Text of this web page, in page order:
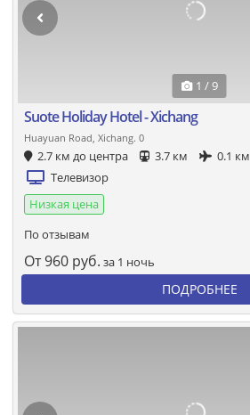
1 / 9
Suote Holiday Hotel - Xichang
Huayuan Road, Xichang. 0
2.7 км до центра 3.7 км
0.1 км
Телевизор
Низкая цена
По отзывам
От960 руб. за 1 ночь
ПОДРОБНЕЕ